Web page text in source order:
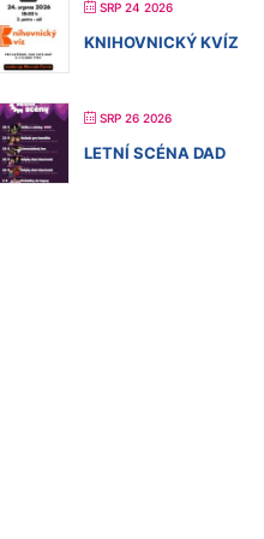
SRP 24 2026
KNIHOVNICKÝ KVÍZ
SRP 26 2026
LETNÍ SCÉNA DAD